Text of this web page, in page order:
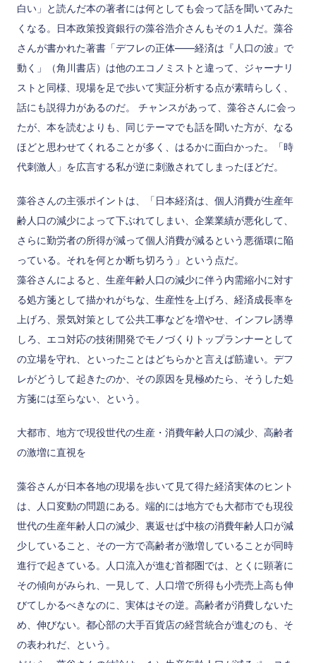
白い」と読んだ本の著者には何としても会って話を聞いてみた
くなる。日本政策投資銀行の藻谷浩介さんもその１人だ。藻谷
さんが書かれた著書「デフレの正体――経済は『人口の波』で
動く」（角川書店）は他のエコノミストと違って、ジャーナリ
ストと同様、現場を足で歩いて実証分析する点が素晴らしく、
話にも説得力があるのだ。 チャンスがあって、藻谷さんに会っ
たが、本を読むよりも、同じテーマでも話を聞いた方が、なる
ほどと思わせてくれることが多く、はるかに面白かった。「時
代刺激人」を広言する私が逆に刺激されてしまったほどだ。
藻谷さんの主張ポイントは、「日本経済は、個人消費が生産年
齢人口の減少によって下ぶれてしまい、企業業績が悪化して、
さらに勤労者の所得が減って個人消費が減るという悪循環に陥
っている。それを何とか断ち切ろう」という点だ。
藻谷さんによると、生産年齢人口の減少に伴う内需縮小に対す
る処方箋として描かれがちな、生産性を上げろ、経済成長率を
上げろ、景気対策として公共工事などを増やせ、インフレ誘導
しろ、エコ対応の技術開発でモノづくりトップランナーとして
の立場を守れ、といったことはどちらかと言えば筋違い。デフ
レがどうして起きたのか、その原因を見極めたら、そうした処
方箋には至らない、という。
大都市、地方で現役世代の生産・消費年齢人口の減少、高齢者
の激増に直視を
藻谷さんが日本各地の現場を歩いて見て得た経済実体のヒント
は、人口変動の問題にある。端的には地方でも大都市でも現役
世代の生産年齢人口の減少、裏返せば中核の消費年齢人口が減
少していること、その一方で高齢者が激増していることが同時
進行で起きている。人口流入が進む首都圏では、とくに顕著に
その傾向がみられ、一見して、人口増で所得も小売売上高も伸
びてしかるべきなのに、実体はその逆。高齢者が消費しないた
め、伸びない。都心部の大手百貨店の経営統合が進むのも、そ
の表われだ、という。